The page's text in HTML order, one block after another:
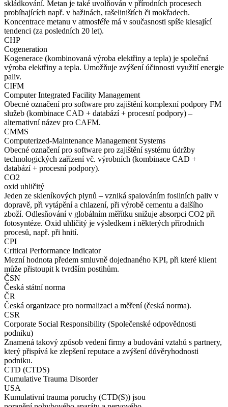
skládkování. Metan je také uvolňován v přírodních procesech
probíhajících např. v bažinách, rašeliništích či mokřadech.
Koncentrace metanu v atmosféře má v současnosti spíše klesající
tendenci (za posledních 20 let).
CHP
Cogeneration
Kogenerace (kombinovaná výroba elektřiny a tepla) je společná
výroba elektřiny a tepla. Umožňuje zvýšení účinnosti využití energie
paliv.
CIFM
Computer Integrated Facility Management
Obecné označení pro software pro zajištění komplexní podpory FM
služeb (kombinace CAD + databází + procesní podpory) –
alternativní název pro CAFM.
CMMS
Computerized-Maintenance Management Systems
Obecné označení pro software pro zajištění systému údržby
technologických zařízení vč. výrobních (kombinace CAD +
databází + procesní podpory).
CO2
oxid uhličitý
Jeden ze skleníkových plynů – vzniká spalováním fosilních paliv v
dopravě, při vytápění a chlazení, při výrobě cementu a dalšího
zboží. Odlesňování v globálním měřítku snižuje absorpci CO2 při
fotosyntéze. Oxid uhličitý je výsledkem i některých přírodních
procesů, např. při hnití.
CPI
Critical Performance Indicator
Mezní hodnota předem smluvně dojednaného KPI, při které klient
může přistoupit k tvrdším postihům.
ČSN
Česká státní norma
ČR
Česká organizace pro normalizaci a měření (česká norma).
CSR
Corporate Social Responsibility (Společenské odpovědnosti
podniku)
Znamená takový způsob vedení firmy a budování vztahů s partnery,
který přispívá ke zlepšení reputace a zvýšení důvěryhodnosti
podniku.
CTD (CTDS)
Cumulative Trauma Disorder
USA
Kumulativní trauma poruchy (CTD(S)) jsou